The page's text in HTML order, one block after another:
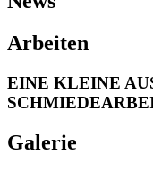
Arbeiten
EINE KLEINE
Galerie